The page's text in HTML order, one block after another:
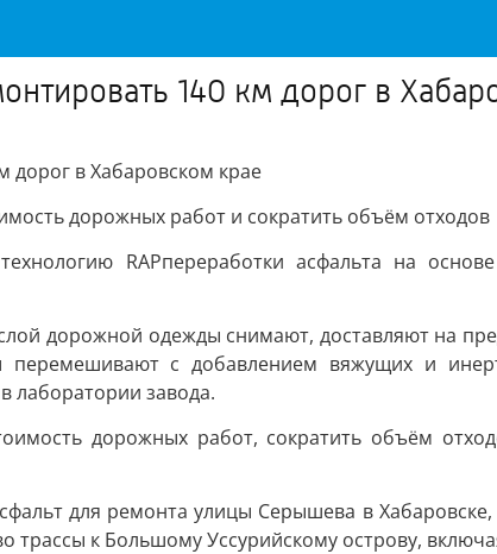
140 км дорог в
дорог в Хабаровском крае
дорожных работ и сократить объём отходов
RAPпереработки асфальта на
дорожной одежды снимают, доставляют на
перемешивают с добавлением вяжущих и
лаборатории завода.
дорожных работ, сократить объём
для ремонта улицы Серышева в
трассы к Большому Уссурийскому острову,